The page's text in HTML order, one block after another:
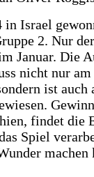
Israel
2. Nur
Januar. Die
nicht nur am
ist auch
findet die
Spiel
machen